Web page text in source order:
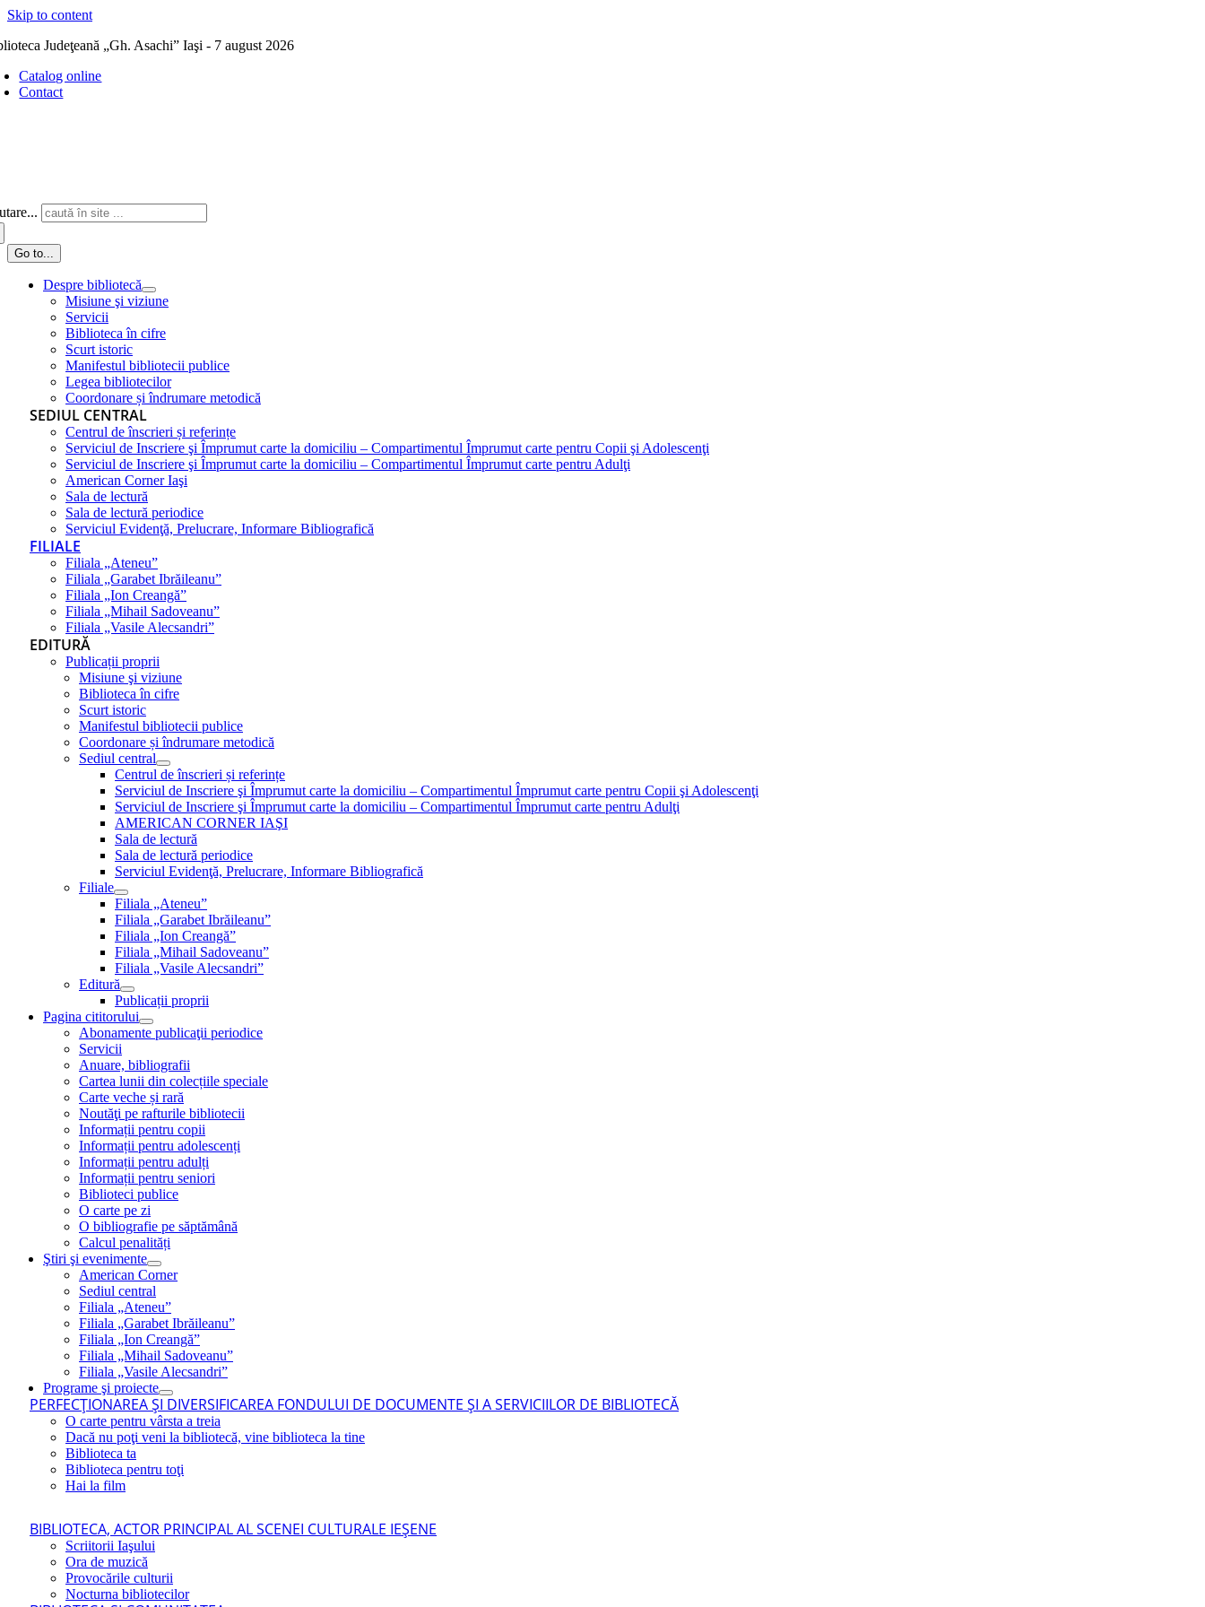
Skip to content
Judeţeană „Gh. Asachi” Iaşi - 7 august 2026
Catalog online
Contact
Go to...
Despre bibliotecă
Misiune şi viziune
Servicii
Biblioteca în cifre
Scurt istoric
Manifestul bibliotecii publice
Legea bibliotecilor
Coordonare și îndrumare metodică
SEDIUL CENTRAL
Centrul de înscrieri și referințe
Serviciul de Inscriere şi Împrumut carte la domiciliu – Compartimentul Împrumut carte pentru Copii şi Adolescenţi
Serviciul de Inscriere şi Împrumut carte la domiciliu – Compartimentul Împrumut carte pentru Adulţi
American Corner Iaşi
Sala de lectură
Sala de lectură periodice
Serviciul Evidenţă, Prelucrare, Informare Bibliografică
FILIALE
Filiala „Ateneu”
Filiala „Garabet Ibrăileanu”
Filiala „Ion Creangă”
Filiala „Mihail Sadoveanu”
Filiala „Vasile Alecsandri”
EDITURĂ
Publicații proprii
Misiune şi viziune
Biblioteca în cifre
Scurt istoric
Manifestul bibliotecii publice
Coordonare și îndrumare metodică
Sediul central
Centrul de înscrieri și referințe
Serviciul de Inscriere şi Împrumut carte la domiciliu – Compartimentul Împrumut carte pentru Copii şi Adolescenţi
Serviciul de Inscriere şi Împrumut carte la domiciliu – Compartimentul Împrumut carte pentru Adulţi
AMERICAN CORNER IAŞI
Sala de lectură
Sala de lectură periodice
Serviciul Evidenţă, Prelucrare, Informare Bibliografică
Filiale
Filiala „Ateneu”
Filiala „Garabet Ibrăileanu”
Filiala „Ion Creangă”
Filiala „Mihail Sadoveanu”
Filiala „Vasile Alecsandri”
Editură
Publicații proprii
Pagina cititorului
Abonamente publicaţii periodice
Servicii
Anuare, bibliografii
Cartea lunii din colecțiile speciale
Carte veche și rară
Noutăţi pe rafturile bibliotecii
Informații pentru copii
Informații pentru adolescenți
Informații pentru adulți
Informații pentru seniori
Biblioteci publice
O carte pe zi
O bibliografie pe săptămână
Calcul penalități
Ştiri şi evenimente
American Corner
Sediul central
Filiala „Ateneu”
Filiala „Garabet Ibrăileanu”
Filiala „Ion Creangă”
Filiala „Mihail Sadoveanu”
Filiala „Vasile Alecsandri”
Programe şi proiecte
PERFECŢIONAREA ŞI DIVERSIFICAREA FONDULUI DE DOCUMENTE ŞI A SERVICIILOR DE BIBLIOTECĂ
O carte pentru vârsta a treia
Dacă nu poţi veni la bibliotecă, vine biblioteca la tine
Biblioteca ta
Biblioteca pentru toţi
Hai la film
BIBLIOTECA, ACTOR PRINCIPAL AL SCENEI CULTURALE IEŞENE
Scriitorii Iaşului
Ora de muzică
Provocările culturii
Nocturna bibliotecilor